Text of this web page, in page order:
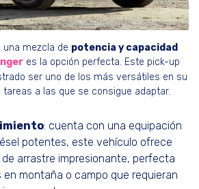
mezcla de potencia y capacidad
es la opción perfecta. Este pick-up
ser uno de los más versátiles en su
a las que se consigue adaptar.
: cuenta con una equipación
potentes, este vehículo ofrece
arrastre impresionante, perfecta
montaña o campo que requieran